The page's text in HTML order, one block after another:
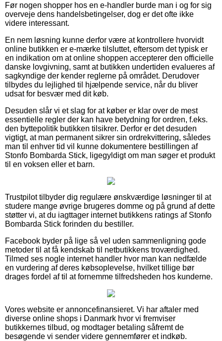
Før nogen shopper hos en e-handler burde man i og for sig
overveje dens handelsbetingelser, dog er det ofte ikke
videre interessant.
En nem løsning kunne derfor være at kontrollere hvorvidt
online butikken er e-mærke tilsluttet, eftersom det typisk er
en indikation om at online shoppen accepterer den officielle
danske lovgivning, samt at butikken undertiden evalueres af
sagkyndige der kender reglerne på området. Derudover
tilbydes du lejlighed til hjælpende service, når du bliver
udsat for besvær med dit køb.
Desuden slår vi et slag for at køber er klar over de mest
essentielle regler der kan have betydning for ordren, f.eks.
den byttepolitik butikken tilsikrer. Derfor er det desuden
vigtigt, at man permanent sikrer sin ordrekvittering, således
man til enhver tid vil kunne dokumentere bestillingen af
Stonfo Bombarda Stick, ligegyldigt om man søger et produkt
til en voksen eller et barn.
Trustpilot tilbyder dig regulære ønskværdige løsninger til at
studere mange øvrige brugeres domme og på grund af dette
støtter vi, at du iagttager internet butikkens ratings af Stonfo
Bombarda Stick forinden du bestiller.
Facebook byder på lige så vel uden sammenligning gode
metoder til at få kendskab til netbutikkens troværdighed.
Tilmed ses nogle internet handler hvor man kan nedfælde
en vurdering af deres købsoplevelse, hvilket tillige bør
drages fordel af til at fornemme tilfredsheden hos kunderne.
Vores website er annoncefinansieret. Vi har aftaler med
diverse online shops i Danmark hvor vi fremviser
butikkernes tilbud, og modtager betaling såfremt de
besøgende vi sender videre gennemfører et indkøb.